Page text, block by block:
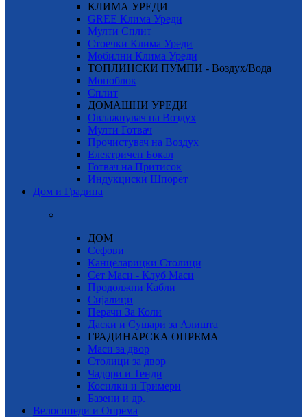
КЛИМА УРЕДИ
GREE Клима Уреди
Мулти Сплит
Стоечки Клима Уреди
Мобилни Клима Уреди
ТОПЛИНСКИ ПУМПИ - Воздух/Вода
Моноблок
Сплит
ДОМАШНИ УРЕДИ
Овлажнувач на Воздух
Мулти Готвач
Прочистувач на Воздух
Електричен Бокал
Готвач на Притисок
Индукциски Шпорет
Дом и Градина
ДОМ
Сефови
Канцеларицки Столици
Сет Маси - Клуб Маси
Продолжни Кабли
Сијалици
Перачи За Коли
Даски и Сушари за Алишта
ГРАДИНАРСКА ОПРЕМА
Маси за двор
Столици за двор
Чадори и Тенди
Косилки и Тримери
Базени и др.
Велосипеди и Опрема